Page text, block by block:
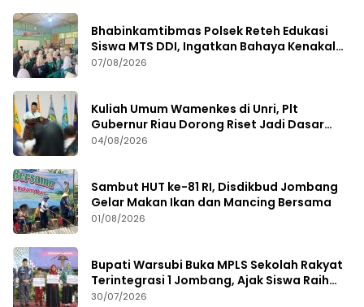
Bhabinkamtibmas Polsek Reteh Edukasi
Siswa MTS DDI, Ingatkan Bahaya Kenakalan
Remaja
07/08/2026
Kuliah Umum Wamenkes di Unri, Plt
Gubernur Riau Dorong Riset Jadi Dasar
Kebijakan Kesehatan
04/08/2026
Sambut HUT ke-81 RI, Disdikbud Jombang
Gelar Makan Ikan dan Mancing Bersama
01/08/2026
Bupati Warsubi Buka MPLS Sekolah Rakyat
Terintegrasi 1 Jombang, Ajak Siswa Raih
Prestasi
30/07/2026